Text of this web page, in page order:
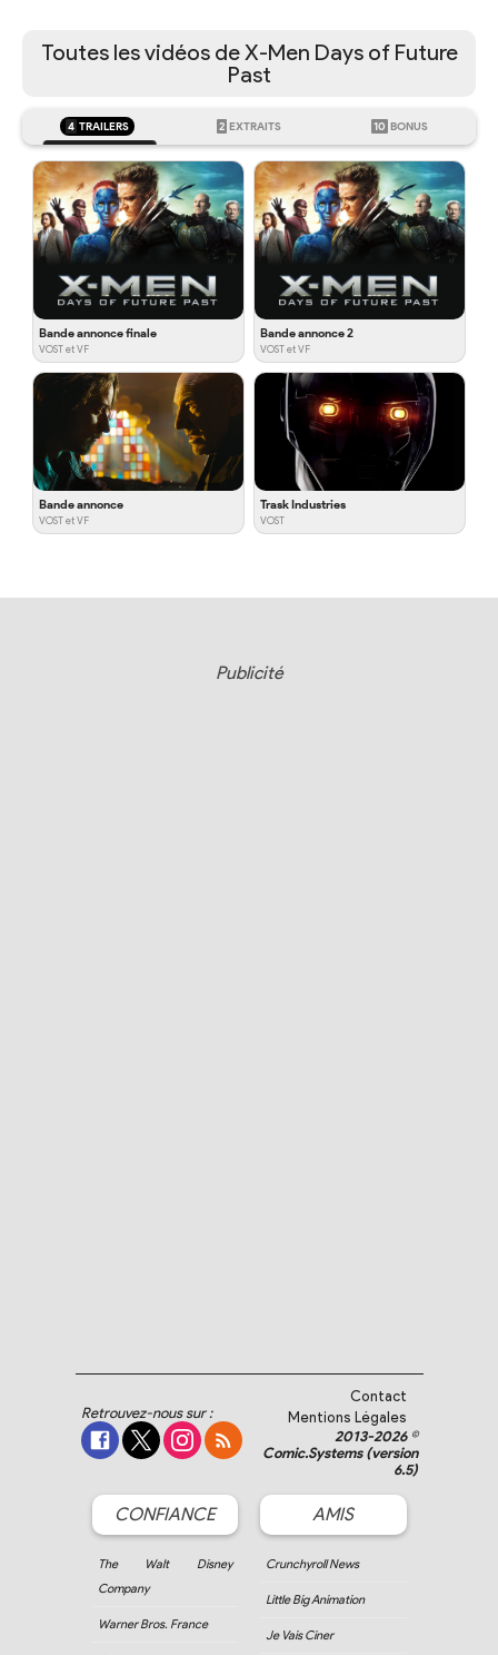
Toutes les vidéos de X-Men Days of Future
Past
4 TRAILERS 2 EXTRAITS 10 BONUS
Bande annonce finale
VOST et VF
Bande annonce 2
VOST et VF
Bande annonce
VOST et VF
Trask Industries
VOST
Publicité
Retrouvez-nous sur :
Contact
Mentions Légales
2013-2026 ©
Comic.Systems (version
6.5)
CONFIANCE
The Walt Disney
Company
Warner Bros. France
AMIS
Crunchyroll News
Little Big Animation
Je Vais Ciner